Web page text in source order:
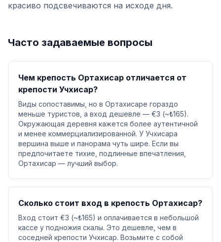
красиво подсвечиваются на исходе дня.
Часто задаваемые вопросы
Чем крепость Ортахисар отличается от
крепости Учхисар?
Виды сопоставимы, но в Ортахисаре гораздо
меньше туристов, а вход дешевле — €3 (~₺165).
Окружающая деревня кажется более аутентичной
и менее коммерциализированной. У Учхисара
вершина выше и панорама чуть шире. Если вы
предпочитаете тихие, подлинные впечатления,
Ортахисар — лучший выбор.
Сколько стоит вход в крепость Ортахисар?
Вход стоит €3 (~₺165) и оплачивается в небольшой
кассе у подножия скалы. Это дешевле, чем в
соседней крепости Учхисар. Возьмите с собой